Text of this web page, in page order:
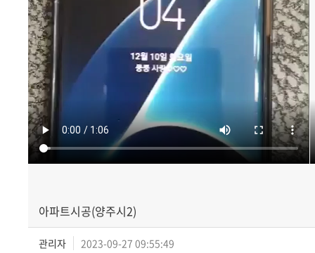
아파트시공(양주시2)
관리자 2023-09-27 09:55:49